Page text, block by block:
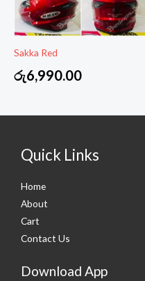
Sakka Red
රු6,990.00
Quick Links
Home
About
Cart
Contact Us
Download App